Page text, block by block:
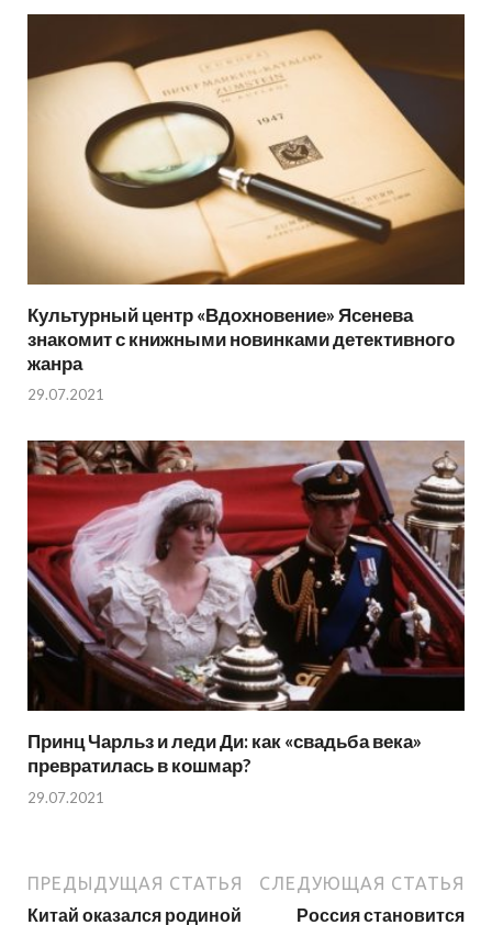
Культурный центр «Вдохновение» Ясенева
знакомит с книжными новинками детективного
жанра
29.07.2021
Принц Чарльз и леди Ди: как «свадьба века»
превратилась в кошмар?
29.07.2021
ПРЕДЫДУЩАЯ СТАТЬЯ
Китай оказался родиной
СЛЕДУЮЩАЯ СТАТЬЯ
Россия становится